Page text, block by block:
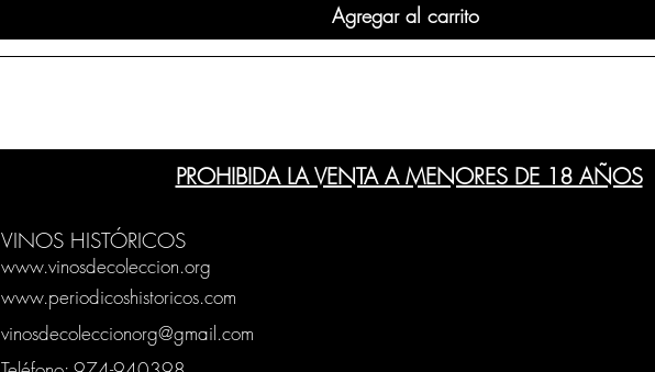
Agregar al carrito
PROHIBIDA LA VENTA A MENORES DE 18 AÑOS
VINOS HISTÓRICOS
www.vinosdecoleccion.org
www.periodicoshistoricos.com
vinosdecoleccionorg@gmail.com